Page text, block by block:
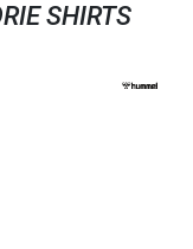
SHIRTS